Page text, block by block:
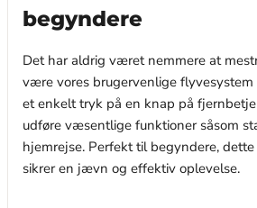
begyndere
Det har aldrig været nemmere at
være vores brugervenlige flyvesystem
et enkelt tryk på en knap på
udføre væsentlige funktioner såsom
hjemrejse. Perfekt til begyndere,
sikrer en jævn og effektiv oplevelse.